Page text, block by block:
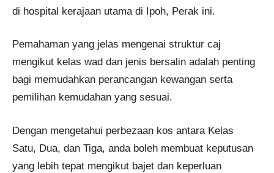
di hospital kerajaan utama di Ipoh, Perak ini.
Pemahaman yang jelas mengenai struktur caj
mengikut kelas wad dan jenis bersalin adalah penting
bagi memudahkan perancangan kewangan serta
pemilihan kemudahan yang sesuai.
Dengan mengetahui perbezaan kos antara Kelas
Satu, Dua, dan Tiga, anda boleh membuat keputusan
yang lebih tepat mengikut bajet dan keperluan